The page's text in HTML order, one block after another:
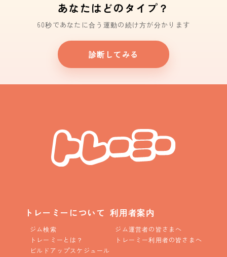
あなたはどのタイプ？
60秒であなたに合う運動の続け方が分かります
診断してみる
トレーミーについて
ジム検索
トレーミーとは？
ビルドアップスケジュール
利用者案内
ジム運営者の皆さまへ
トレーミー利用者の皆さまへ